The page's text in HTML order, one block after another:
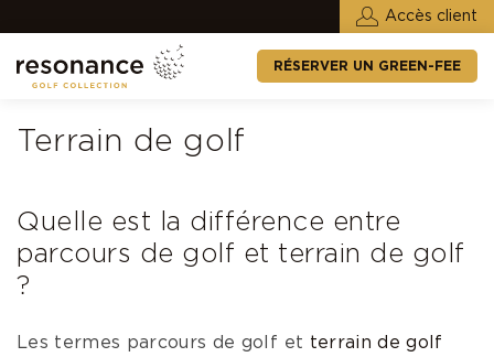
Accès client
RÉSERVER UN GREEN-FEE
Terrain de golf
Quelle est la différence entre
parcours de golf et terrain de golf
?
Les termes parcours de golf et terrain de golf